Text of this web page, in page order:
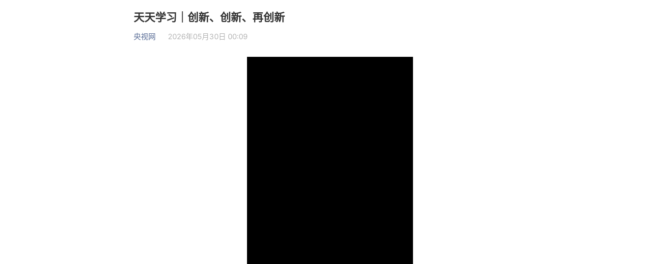
天天学习｜创新、创新、再创新
央视网 2026年05月30日 00:09